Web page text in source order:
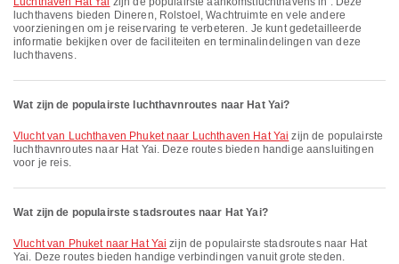
luchthavens bieden Dineren, Rolstoel, Wachtruimte en vele andere
voorzieningen om je reiservaring te verbeteren. Je kunt gedetailleerde
informatie bekijken over de faciliteiten en terminalindelingen van deze
luchthavens.
Wat zijn de populairste luchthavnroutes naar Hat Yai?
vlucht van Luchthaven Phuket naar Luchthaven Hat Yai zijn de populairste
luchthavnroutes naar Hat Yai. Deze routes bieden handige aansluitingen
voor je reis.
Wat zijn de populairste stadsroutes naar Hat Yai?
vlucht van Phuket naar Hat Yai zijn de populairste stadsroutes naar Hat
Yai. Deze routes bieden handige verbindingen vanuit grote steden.